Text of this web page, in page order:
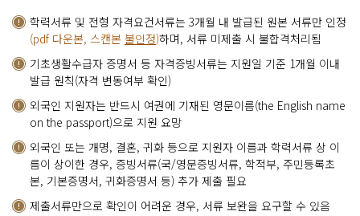
학력서류 및 전형 자격요건서류는 3개월 내 발급된 원본 서류만 인정
(pdf 다운본, 스캔본 불인정)하며, 서류 미제출 시 불합격처리됨
기초생활수급자 증명서 등 자격증빙서류는 지원일 기준 1개월 이내
발급 원칙(자격 변동여부 확인)
외국인 지원자는 반드시 여권에 기재된 영문이름(the English name
on the passport)으로 지원 요망
외국인 또는 개명, 결혼, 귀화 등으로 지원자 이름과 학력서류 상 이
름이 상이한 경우, 증빙서류(국/영문증빙서류, 학적부, 주민등록초
본, 기본증명서, 귀화증명서 등) 추가 제출 필요
제출서류만으로 확인이 어려운 경우, 서류 보완을 요구할 수 있음